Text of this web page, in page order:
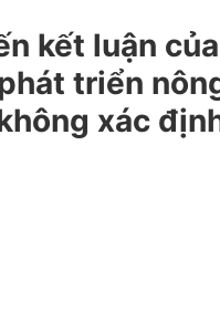
kết luận
triển
xác